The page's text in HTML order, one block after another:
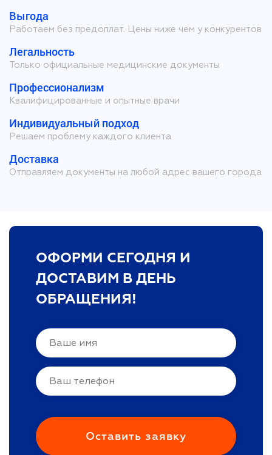
Выгода
Работаем без предоплат. Цены ниже чем у конкурентов
Легальность
Только официальные медицинские документы
Профессионализм
Квалифицированные и опытные врачи
Индивидуальный подход
Решаем проблему каждого клиента
Доставка
Отправляем документы на любой адрес вашего города
ОФОРМИ СЕГОДНЯ И
ДОСТАВИМ В ДЕНЬ
ОБРАЩЕНИЯ!